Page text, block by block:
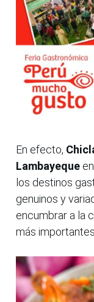
En efecto,
Lambayeque
los destinos
genuinos y
encumbrar a la
más